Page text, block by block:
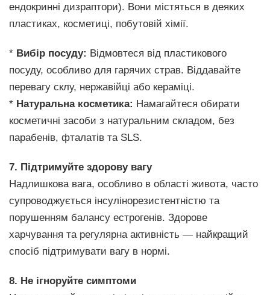
ендокринні дизраптори). Вони містяться в деяких
пластиках, косметиці, побутовій хімії.
* Вибір посуду: Відмовтеся від пластикового
посуду, особливо для гарячих страв. Віддавайте
перевагу склу, нержавійці або кераміці.
* Натуральна косметика: Намагайтеся обирати
косметичні засоби з натуральним складом, без
парабенів, фталатів та SLS.
7. Підтримуйте здорову вагу
Надлишкова вага, особливо в області живота, часто
супроводжується інсулінорезистентністю та
порушенням балансу естрогенів. Здорове
харчування та регулярна активність — найкращий
спосіб підтримувати вагу в нормі.
8. Не ігноруйте симптоми